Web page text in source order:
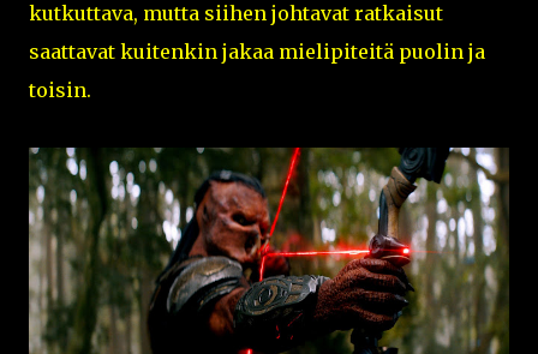
kutkuttava, mutta siihen johtavat ratkaisut
saattavat kuitenkin jakaa mielipiteitä puolin ja
toisin.